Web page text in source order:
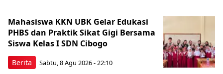
Berita
Mahasiswa KKN UBK Gelar Edukasi
PHBS dan Praktik Sikat Gigi Bersama
Siswa Kelas I SDN Cibogo
Sabtu, 8 Agu 2026 - 22:10